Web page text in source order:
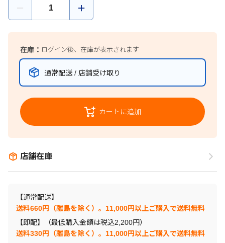
在庫： ログイン後、在庫が表示されます
通常配送 / 店舗受け取り
カートに追加
店舗在庫
【通常配送】
送料660円（離島を除く）。11,000円以上ご購入で送料無料
【即配】（最低購入金額は税込2,200円）
送料330円（離島を除く）。11,000円以上ご購入で送料無料